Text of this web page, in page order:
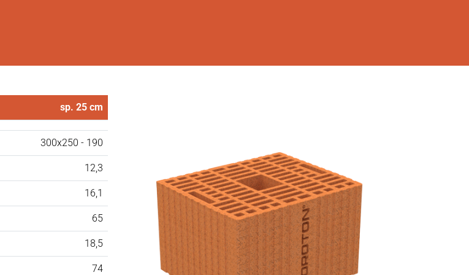
sp. 25 cm
300x250 - 190
12,3
16,1
65
18,5
74